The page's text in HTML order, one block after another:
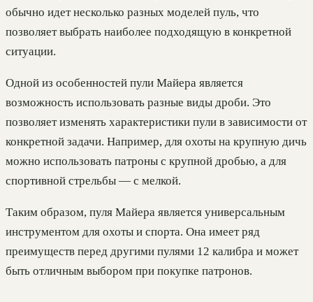
обычно идет несколько разных моделей пуль, что
позволяет выбрать наиболее подходящую в конкретной
ситуации.
Одной из особенностей пули Майера является
возможность использовать разные виды дроби. Это
позволяет изменять характеристики пули в зависимости от
конкретной задачи. Например, для охоты на крупную дичь
можно использовать патроны с крупной дробью, а для
спортивной стрельбы — с мелкой.
Таким образом, пуля Майера является универсальным
инструментом для охоты и спорта. Она имеет ряд
преимуществ перед другими пулями 12 калибра и может
быть отличным выбором при покупке патронов.